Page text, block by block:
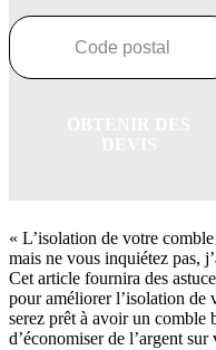
« L’isolation de votre
mais ne vous inquiétez pas,
Cet article fournira des
pour améliorer l’isolation de
serez prêt à avoir un comble
d’économiser de l’argent